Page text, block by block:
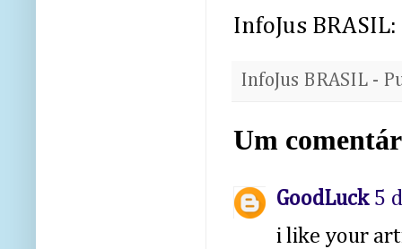
InfoJus BRASIL:
InfoJus BRASIL -
Um
GoodLuck 5
i like your